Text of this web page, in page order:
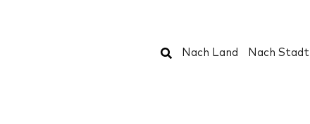
Suchen
Nach Land Nach Stadt